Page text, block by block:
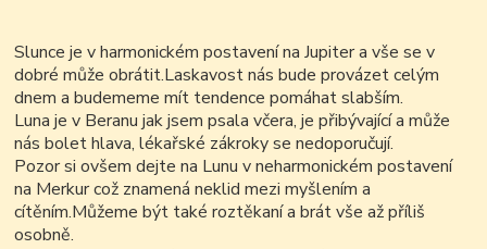
Slunce je v harmonickém postavení na Jupiter a vše se v
dobré může obrátit.Laskavost nás bude provázet celým
dnem a budememe mít tendence pomáhat slabším.
Luna je v Beranu jak jsem psala včera, je přibývající a může
nás bolet hlava, lékařské zákroky se nedoporučují.
Pozor si ovšem dejte na Lunu v neharmonickém postavení
na Merkur což znamená neklid mezi myšlením a
cítěním.Můžeme být také roztěkaní a brát vše až příliš
osobně.